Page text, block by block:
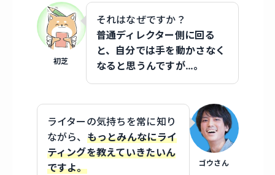
初芝
それはなぜですか？
普通ディレクター側に回る
と、自分では手を動かさなく
なると思うんですが…。
ゴウさん
ライターの気持ちを常に知り
ながら、 もっとみんなにライ
ティングを教えていきたいん
ですよ。